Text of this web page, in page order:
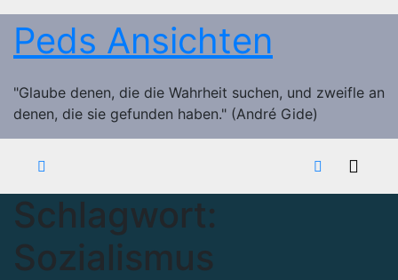
Zum
Inhalt
springen
Peds Ansichten
"Glaube denen, die die Wahrheit suchen, und zweifle an
denen, die sie gefunden haben." (André Gide)
Schlagwort:
Sozialismus